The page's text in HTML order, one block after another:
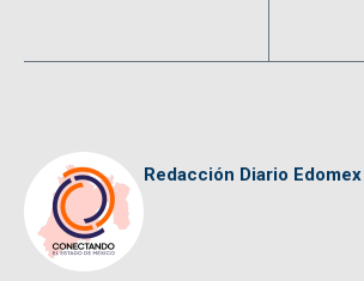
Redacción Diario Edomex